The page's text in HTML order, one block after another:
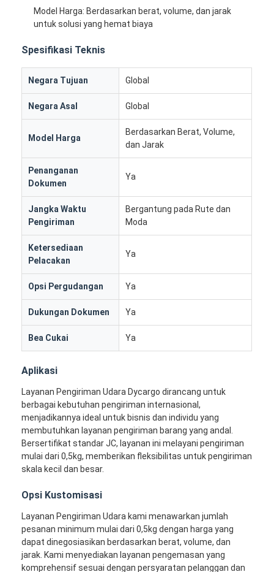
Rumah
Tentang kita
Wisata pabrik
Kontrol kualitas
bicara sekarang
Pengiriman Barang Internasional
Angkutan Udara Maju
Barang laut
Pengiriman DDP Dari Tiongkok
Pengiriman ekspres
Model Harga: Berdasarkan berat, volume, dan jarak
untuk solusi yang hemat biaya
Spesifikasi Teknis
Negara Tujuan Global
Negara Asal Global
Model Harga
Berdasarkan Berat, Volume,
dan Jarak
Penanganan
Dokumen
Ya
Jangka Waktu
Pengiriman
Bergantung pada Rute dan
Moda
Ketersediaan
Pelacakan
Ya
Opsi Pergudangan Ya
Dukungan Dokumen Ya
Bea Cukai Ya
Aplikasi
Layanan Pengiriman Udara Dycargo dirancang untuk
berbagai kebutuhan pengiriman internasional,
menjadikannya ideal untuk bisnis dan individu yang
membutuhkan layanan pengiriman barang yang andal.
Bersertifikat standar JC, layanan ini melayani pengiriman
mulai dari 0,5kg, memberikan fleksibilitas untuk pengiriman
skala kecil dan besar.
Opsi Kustomisasi
Layanan Pengiriman Udara kami menawarkan jumlah
pesanan minimum mulai dari 0,5kg dengan harga yang
dapat dinegosiasikan berdasarkan berat, volume, dan
jarak. Kami menyediakan layanan pengemasan yang
komprehensif sesuai dengan persyaratan pelanggan dan